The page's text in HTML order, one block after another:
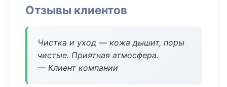
Отзывы клиентов
Чистка и уход — кожа дышит, поры
чистые. Приятная атмосфера.
— Клиент компании